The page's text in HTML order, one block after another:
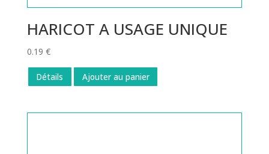
HARICOT A USAGE UNIQUE
0.19 €
Détails Ajouter au panier